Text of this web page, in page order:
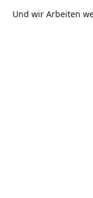
Und wir Arbeiten